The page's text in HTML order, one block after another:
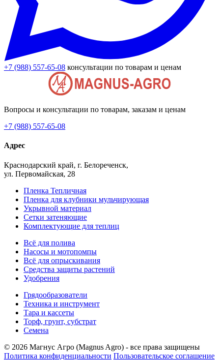
+7 (988) 557-65-08 консультации по товарам и ценам
Вопросы и консультации по товарам, заказам и ценам
+7 (988) 557-65-08
Адрес
Краснодарский край, г. Белореченск,
ул. Первомайская, 28
Пленка Тепличная
Пленка для клубники мульчирующая
Укрывной материал
Сетки затеняющие
Комплектующие для теплиц
Всё для полива
Насосы и мотопомпы
Всё для опрыскивания
Средства защиты растений
Удобрения
Грядообразователи
Техника и инструмент
Тара и кассеты
Торф, грунт, субстрат
Семена
© 2026 Магнус Агро (Magnus Agro) - все права защищены
Политика конфиденциальности Пользовательское соглашение